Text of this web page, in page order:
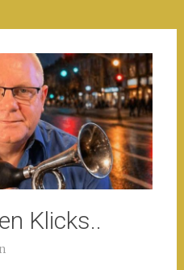
Klicks..